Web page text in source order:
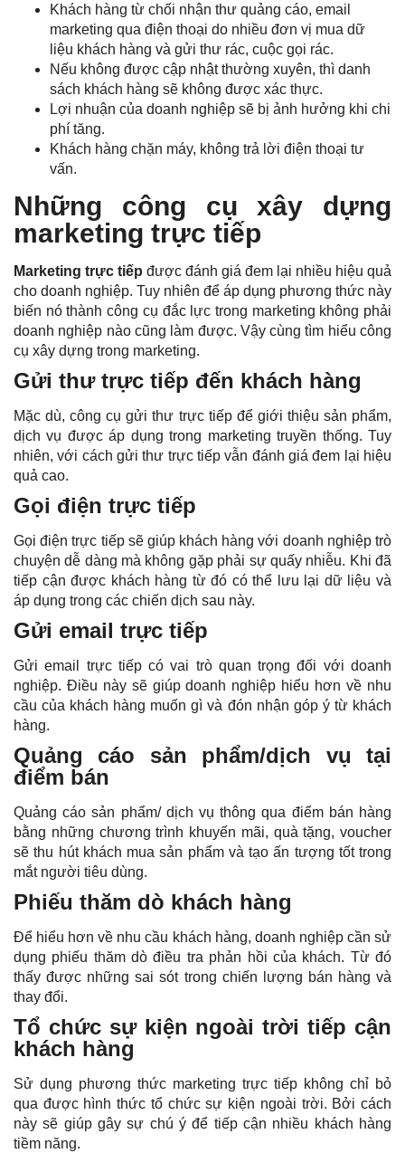
Khách hàng từ chối nhận thư quảng cáo, email
marketing qua điện thoại do nhiều đơn vị mua dữ
liệu khách hàng và gửi thư rác, cuộc gọi rác.
Nếu không được cập nhật thường xuyên, thì danh
sách khách hàng sẽ không được xác thực.
Lợi nhuận của doanh nghiệp sẽ bị ảnh hưởng khi chi
phí tăng.
Khách hàng chặn máy, không trả lời điện thoại tư
vấn.
Những công cụ xây dựng
marketing trực tiếp
Marketing trực tiếp được đánh giá đem lại nhiều hiệu quả
cho doanh nghiệp. Tuy nhiên để áp dụng phương thức này
biến nó thành công cụ đắc lực trong marketing không phải
doanh nghiệp nào cũng làm được. Vậy cùng tìm hiểu công
cụ xây dựng trong marketing.
Gửi thư trực tiếp đến khách hàng
Mặc dù, công cụ gửi thư trực tiếp để giới thiệu sản phẩm,
dịch vụ được áp dụng trong marketing truyền thống. Tuy
nhiên, với cách gửi thư trực tiếp vẫn đánh giá đem lại hiệu
quả cao.
Gọi điện trực tiếp
Gọi điện trực tiếp sẽ giúp khách hàng với doanh nghiệp trò
chuyện dễ dàng mà không gặp phải sự quấy nhiễu. Khi đã
tiếp cận được khách hàng từ đó có thể lưu lại dữ liệu và
áp dụng trong các chiến dịch sau này.
Gửi email trực tiếp
Gửi email trực tiếp có vai trò quan trọng đối với doanh
nghiệp. Điều này sẽ giúp doanh nghiệp hiểu hơn về nhu
cầu của khách hàng muốn gì và đón nhận góp ý từ khách
hàng.
Quảng cáo sản phẩm/dịch vụ tại
điểm bán
Quảng cáo sản phẩm/ dịch vụ thông qua điểm bán hàng
bằng những chương trình khuyến mãi, quà tặng, voucher
sẽ thu hút khách mua sản phẩm và tạo ấn tượng tốt trong
mắt người tiêu dùng.
Phiếu thăm dò khách hàng
Để hiểu hơn về nhu cầu khách hàng, doanh nghiệp cần sử
dụng phiếu thăm dò điều tra phản hồi của khách. Từ đó
thấy được những sai sót trong chiến lượng bán hàng và
thay đổi.
Tổ chức sự kiện ngoài trời tiếp cận
khách hàng
Sử dụng phương thức marketing trực tiếp không chỉ bỏ
qua được hình thức tổ chức sự kiện ngoài trời. Bởi cách
này sẽ giúp gây sự chú ý để tiếp cận nhiều khách hàng
tiềm năng.